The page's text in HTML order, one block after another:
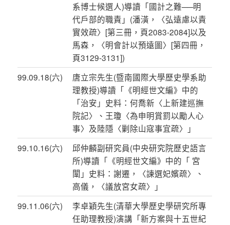
系博士候選人)導讀「國計之難──明
代戶部的職責」(潘潢，〈弘遠慮以責
實效疏〉[第三冊，頁2083-2084]以及
馬森，〈明會計以預遠圖〉[第四冊，
頁3129-3131])
99.09.18(六)
唐立宗先生(暨南國際大學歷史學系助
理教授)導讀「《明經世文編》中的
「治安」史料：何喬新〈上新建巡撫
院記〉、王瓊〈為申明賞罰以勵人心
事〉及陸隱〈剿除山寇事宜疏〉」
99.10.16(六)
邱仲麟副研究員(中央研究院歷史語言
所)導讀「《明經世文編》中的「 宮
闈」史料：謝遷，〈諫選妃嬪疏〉、
高儀，〈議放宮女疏〉」
99.11.06(六)
李卓穎先生(清華大學歷史學研究所專
任助理教授)演講「新方案與十五世紀